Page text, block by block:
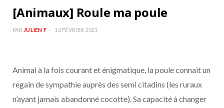
k a
[Animaux] Roule ma poule
PAR JULIEN F 12 FÉVRIER 2021
Animal à la fois courant et énigmatique, la poule connait un
regain de sympathie auprès des semi citadins (les ruraux
n’ayant jamais abandonné cocotte). Sa capacité à changer